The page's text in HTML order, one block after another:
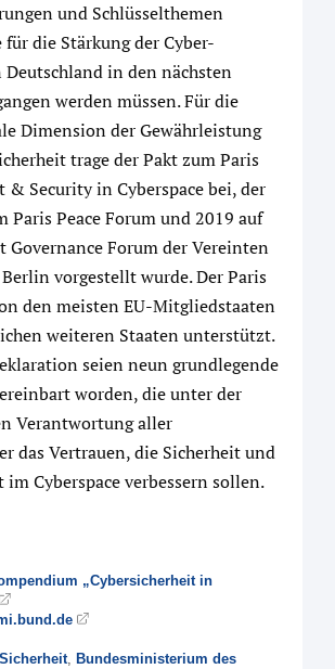
und Schlüsselthemen
die Stärkung der Cyber-
in den nächsten
werden müssen. Für die
Dimension der Gewährleistung
trage der Pakt zum Paris
& Security in Cyberspace bei, der
Paris Peace Forum und 2019 auf
Governance Forum der Vereinten
vorgestellt wurde. Der Paris
den meisten EU-Mitgliedstaaten
weiteren Staaten unterstützt.
seien neun grundlegende
worden, die unter der
Verantwortung aller
das Vertrauen, die Sicherheit und
Cyberspace verbessern sollen.
„Cybersicherheit in
Sicherheit, Bundesministerium des